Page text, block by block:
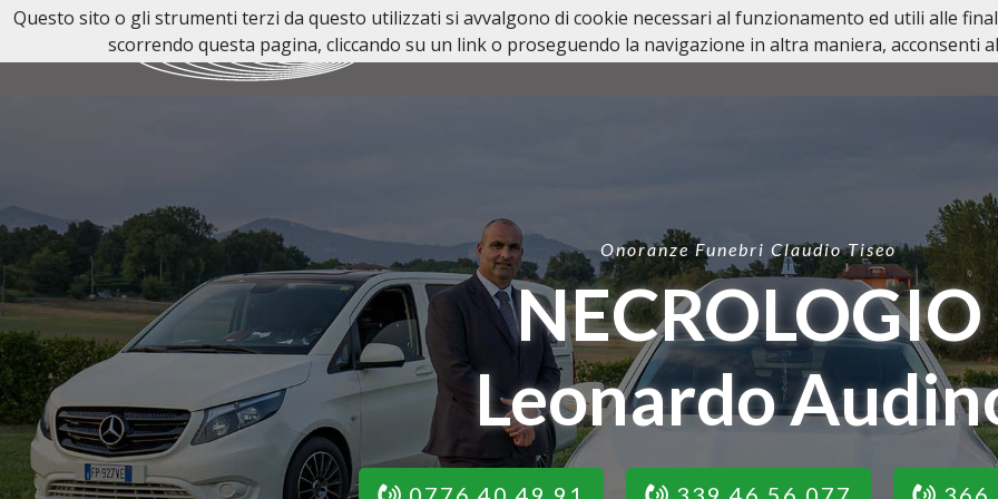
HOME NECROLOGI LUTTI PERSONAGGI
Onoranze Funebri Claudio Tiseo
NECROLOGIO
Leonardo
Questo sito o gli strumenti terzi da questo utilizzati si avvalgono di cookie necessari al funzionamento ed utili alle
scorrendo questa pagina, cliccando su un link o proseguendo la navigazione in altra maniera, acconsenti